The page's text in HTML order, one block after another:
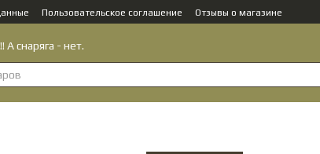
Пользовательское соглашение
Отзывы о магазине
снаряга - нет.